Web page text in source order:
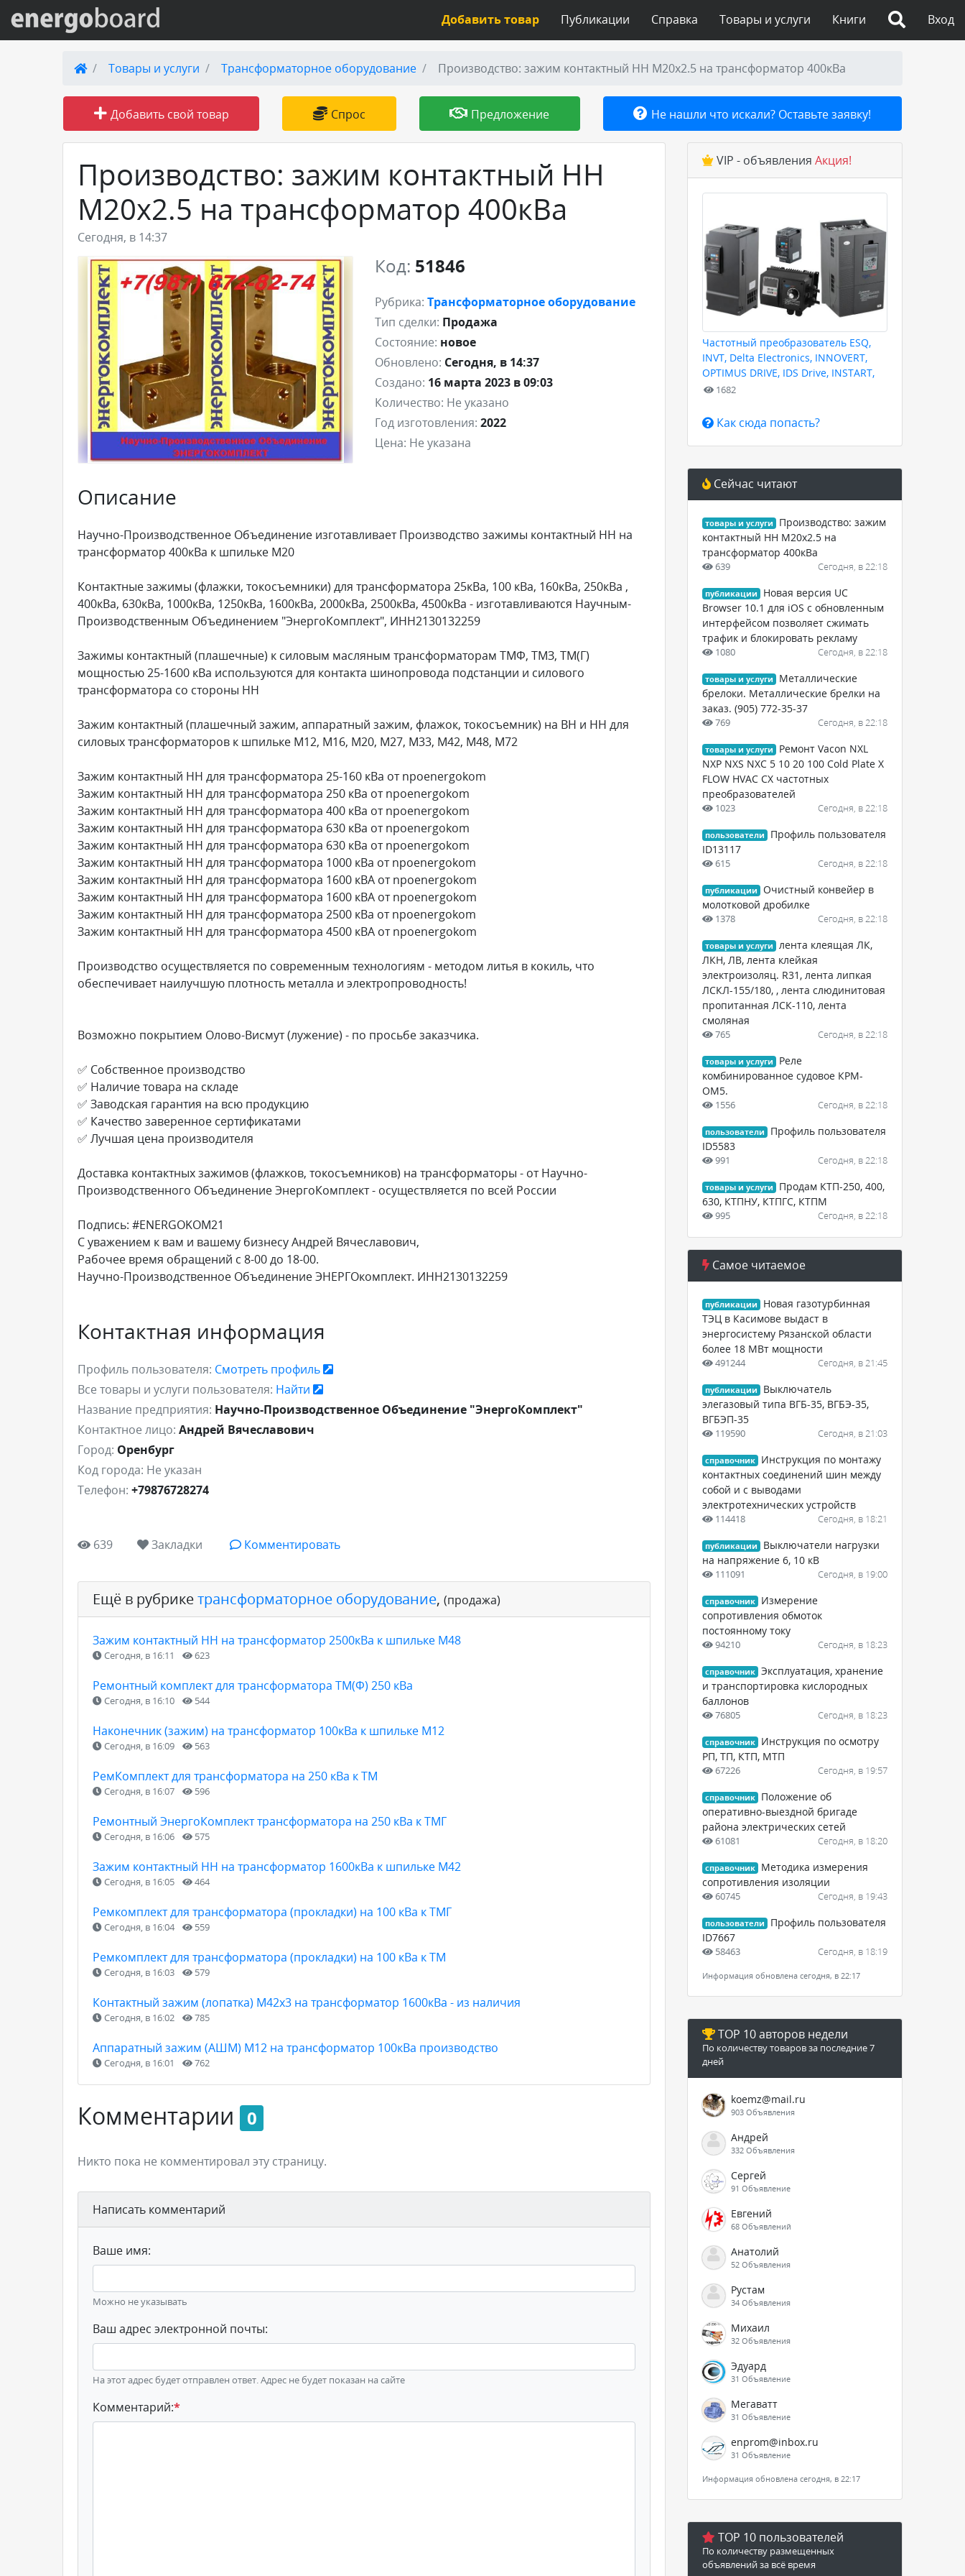
Вход на сайт
Поиск по сайту
Публикации
Товары и услуги
Добавить товар или услугу
Вход
Книги
Товары и услуги
Справка
Публикации
Добавить товар
Товары и услуги Трансформаторное оборудование Производство: зажим контактный НН М20х2.5 на трансформатор 400кВа
Добавить свой товар Спрос Предложение Не нашли что искали? Оставьте заявку!
Производство: зажим контактный НН
М20х2.5 на трансформатор 400кВа
Сегодня, в 14:37
Код: 51846
Рубрика: Трансформаторное оборудование
Тип сделки: Продажа
Состояние: новое
Обновлено: Сегодня, в 14:37
Создано: 16 марта 2023 в 09:03
Количество: Не указано
Год изготовления: 2022
Цена: Не указана
Описание
Научно-Производственное Объединение изготавливает Производство зажимы контактный НН на
трансформатор 400кВа к шпильке М20
Контактные зажимы (флажки, токосъемники) для трансформатора 25кВа, 100 кВа, 160кВа, 250кВа ,
400кВа, 630кВа, 1000кВа, 1250кВа, 1600кВа, 2000кВа, 2500кВа, 4500кВа - изготавливаются Научным-
Производственным Объединением "ЭнергоКомплект", ИНН2130132259
Зажимы контактный (плашечные) к силовым масляным трансформаторам ТМФ, ТМЗ, ТМ(Г)
мощностью 25-1600 кВа используются для контакта шинопровода подстанции и силового
трансформатора со стороны НН
Зажим контактный (плашечный зажим, аппаратный зажим, флажок, токосъемник) на ВН и НН для
силовых трансформаторов к шпильке М12, М16, М20, М27, М33, М42, М48, М72
Зажим контактный НН для трансформатора 25-160 кВа от npoenergokom
Зажим контактный НН для трансформатора 250 кВа от npoenergokom
Зажим контактный НН для трансформатора 400 кВа от npoenergokom
Зажим контактный НН для трансформатора 630 кВа от npoenergokom
Зажим контактный НН для трансформатора 630 кВа от npoenergokom
Зажим контактный НН для трансформатора 1000 кВа от npoenergokom
Зажим контактный НН для трансформатора 1600 кВА от npoenergokom
Зажим контактный НН для трансформатора 1600 кВА от npoenergokom
Зажим контактный НН для трансформатора 2500 кВа от npoenergokom
Зажим контактный НН для трансформатора 4500 кВА от npoenergokom
Производство осуществляется по современным технологиям - методом литья в кокиль, что
обеспечивает наилучшую плотность металла и электропроводность!
Возможно покрытием Олово-Висмут (лужение) - по просьбе заказчика.
✅ Собственное производство
✅ Наличие товара на складе
✅ Заводская гарантия на всю продукцию
✅ Качество заверенное сертификатами
✅ Лучшая цена производителя
Доставка контактных зажимов (флажков, токосъемников) на трансформаторы - от Научно-
Производственного Объединение ЭнергоКомплект - осуществляется по всей России
Подпись: #ENERGOKOM21
С уважением к вам и вашему бизнесу Андрей Вячеславович,
Рабочее время обращений с 8-00 до 18-00.
Научно-Производственное Объединение ЭНЕРГОкомплект. ИНН2130132259
Контактная информация
Профиль пользователя: Смотреть профиль
Все товары и услуги пользователя: Найти
Название предприятия: Научно-Производственное Объединение "ЭнергоКомплект"
Контактное лицо: Андрей Вячеславович
Город: Оренбург
Код города: Не указан
Телефон: +79876728274
639 Закладки Комментировать
Ещё в рубрикетрансформаторное оборудование, (продажа)
Зажим контактный НН на трансформатор 2500кВа к шпильке М48
Сегодня, в 16:11 623
Ремонтный комплект для трансформатора ТМ(Ф) 250 кВа
Сегодня, в 16:10 544
Наконечник (зажим) на трансформатор 100кВа к шпильке М12
Сегодня, в 16:09 563
РемКомплект для трансформатора на 250 кВа к ТМ
Сегодня, в 16:07 596
Ремонтный ЭнергоКомплект трансформатора на 250 кВа к ТМГ
Сегодня, в 16:06 575
Зажим контактный НН на трансформатор 1600кВа к шпильке М42
Сегодня, в 16:05 464
Ремкомплект для трансформатора (прокладки) на 100 кВа к ТМГ
Сегодня, в 16:04 559
Ремкомплект для трансформатора (прокладки) на 100 кВа к ТМ
Сегодня, в 16:03 579
Контактный зажим (лопатка) М42х3 на трансформатор 1600кВа - из наличия
Сегодня, в 16:02 785
Аппаратный зажим (АШМ) М12 на трансформатор 100кВа производство
Сегодня, в 16:01 762
Комментарии 0
Никто пока не комментировал эту страницу.
Написать комментарий
Ваше имя:
Можно не указывать
Ваш адрес электронной почты:
На этот адрес будет отправлен ответ. Адрес не будет показан на сайте
Комментарий:*
VIP - объявления Акция!
Частотный преобразователь ESQ,
INVT, Delta Electronics, INNOVERT,
OPTIMUS DRIVE, IDS Drive, INSTART,
HYUNDAI для любых задач
1682
Как сюда попасть?
Сейчас читают
товары и услуги
Производство: зажим
контактный НН М20х2.5 на
трансформатор 400кВа
639 Сегодня, в 22:18
публикации
Новая версия UC
Browser 10.1 для iOS с обновленным
интерфейсом позволяет сжимать
трафик и блокировать рекламу
1080 Сегодня, в 22:18
товары и услуги
Металлические
брелоки. Металлические брелки на
заказ. (905) 772-35-37
769 Сегодня, в 22:18
товары и услуги
Ремонт Vacon NXL
NXP NXS NXC 5 10 20 100 Cold Plate X
FLOW HVAC CX частотных
преобразователей
1023 Сегодня, в 22:18
пользователи
Профиль пользователя
ID13117
615 Сегодня, в 22:18
публикации
Очистный конвейер в
молотковой дробилке
1378 Сегодня, в 22:18
товары и услуги
лента клеящая ЛК,
ЛКН, ЛВ, лента клейкая
электроизоляц. R31, лента липкая
ЛСКЛ-155/180, , лента слюдинитовая
пропитанная ЛСК-110, лента
смоляная
765 Сегодня, в 22:18
товары и услуги
Реле
комбинированное судовое КРМ-
ОМ5.
1556 Сегодня, в 22:18
пользователи
Профиль пользователя
ID5583
991 Сегодня, в 22:18
товары и услуги
Продам КТП-250, 400,
630, КТПНУ, КТПГС, КТПМ
995 Сегодня, в 22:18
Самое читаемое
публикации
Новая газотурбинная
ТЭЦ в Касимове выдаст в
энергосистему Рязанской области
более 18 МВт мощности
491244 Сегодня, в 21:45
публикации
Выключатель
элегазовый типа ВГБ-35, ВГБЭ-35,
ВГБЭП-35
119590 Сегодня, в 21:03
справочник
Инструкция по монтажу
контактных соединений шин между
собой и с выводами
электротехнических устройств
114418 Сегодня, в 18:21
публикации
Выключатели нагрузки
на напряжение 6, 10 кВ
111091 Сегодня, в 19:00
справочник
Измерение
сопротивления обмоток
постоянному току
94210 Сегодня, в 18:23
справочник Эксплуатация, хранение
и транспортировка кислородных
баллонов
76805 Сегодня, в 18:23
справочник
Инструкция по осмотру
РП, ТП, КТП, МТП
67226 Сегодня, в 19:57
справочник
Положение об
оперативно-выездной бригаде
района электрических сетей
61081 Сегодня, в 18:20
справочник
Методика измерения
сопротивления изоляции
60745 Сегодня, в 19:43
пользователи
Профиль пользователя
ID7667
58463 Сегодня, в 18:19
Информация обновлена сегодня, в 22:17
TOP 10 авторов недели
По количеству товаров за последние 7
дней
koemz@mail.ru
903 Объявления
Андрей
332 Объявления
Сергей
91 Объявление
Евгений
68 Объявлений
Анатолий
52 Объявления
Рустам
34 Объявления
Михаил
32 Объявления
Эдуард
31 Объявление
Мегаватт
31 Объявление
enprom@inbox.ru
31 Объявление
Информация обновлена сегодня, в 22:17
TOP 10 пользователей
По количеству размещенных
объявлений за всё время